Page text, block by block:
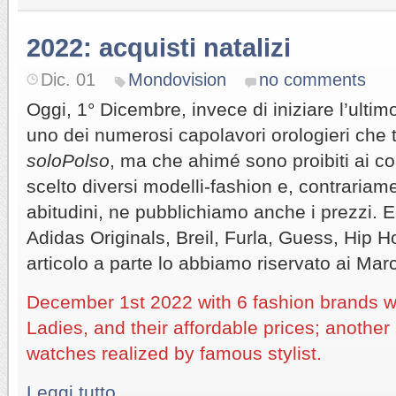
2022: acquisti natalizi
Dic. 01 Mondovision no comments
Oggi, 1° Dicembre, invece di iniziare
uno dei numerosi capolavori orologieri che
soloPolso , ma che ahimé sono proibiti ai
scelto diversi modelli-fashion e,
abitudini, ne pubblichiamo anche i prezzi.
Adidas Originals, Breil, Furla, Guess, Hip
articolo a parte lo abbiamo riservato ai
December 1st 2022 with 6 fashion brands
Ladies, and their affordable prices;
watches realized by famous stylist.
Leggi tutto